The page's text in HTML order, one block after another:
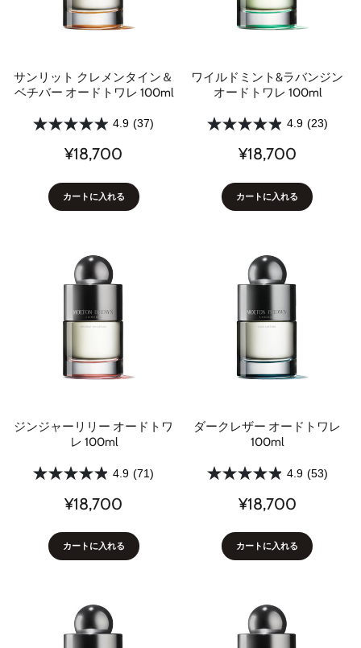
サンリット クレメンタイン＆
ベチバー オードトワレ 100ml
4.9 (37)
¥18,700
カートに入れる
ワイルドミント&ラバンジン
オードトワレ 100ml
4.9 (23)
¥18,700
カートに入れる
ジンジャーリリー オードトワ
レ 100ml
4.9 (71)
¥18,700
カートに入れる
ダークレザー オードトワレ
100ml
4.9 (53)
¥18,700
カートに入れる